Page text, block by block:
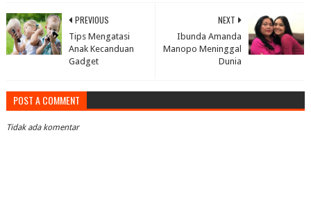
NEXT
Ibunda Amanda
Manopo Meninggal
Dunia
PREVIOUS
Tips Mengatasi
Anak Kecanduan
Gadget
POST A COMMENT
Tidak ada komentar